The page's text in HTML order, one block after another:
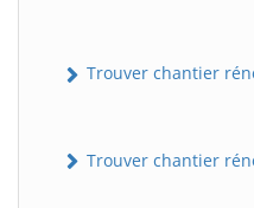
Trouver chantier
Trouver chantier